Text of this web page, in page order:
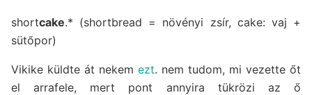
shortcake.* (shortbread = növényi zsír, cake: vaj +
sütőpor)
Vikike küldte át nekem ezt. nem tudom, mi vezette őt
el arrafele, mert pont annyira tükrözi az ő